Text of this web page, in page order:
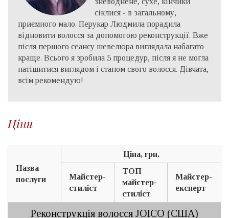
сіклися - в загальному,
приємного мало. Перукар Людмила порадила
відновити волосся за допомогою реконструкції. Вже
після першого сеансу шевелюра виглядала набагато
краще. Всього я зробила 5 процедур, після я не могла
натішитися виглядом і станом свого волосся. Дівчата,
всім рекомендую!
Ціни
Назва
послуги
Ціна, грн.
Майстер-
стиліст
ТОП
майстер-
стиліст
Майстер-
експерт
Реконструкція волосся JOICO (США)